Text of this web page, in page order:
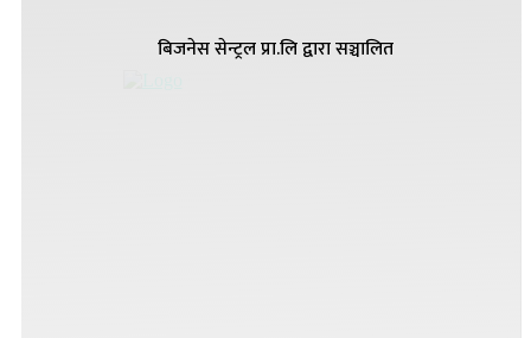
बिजनेस सेन्ट्रल प्रा.लि द्वारा सञ्चालित